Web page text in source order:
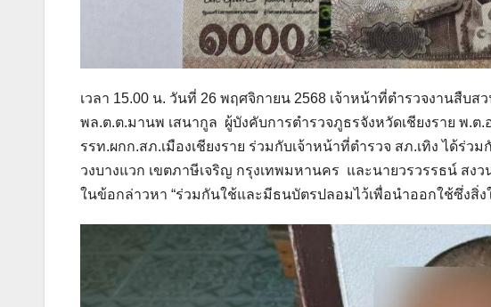
เวลา 15.00 น. วันที่ 26 พฤศจิกายน 2568 เจ้าหน้าที่ตำรวจงานสืบส
พล.ต.ต.มานพ เสนากูล ผู้บังคับการตำรวจภูธรจังหวัดเชียงราย พ.ต
รรท.ผกก.สภ.เมืองเชียงราย ร่วมกับเจ้าหน้าที่ตำรวจ สภ.เทิง ได้ร่
วงบางแวก เขตภาษีเจริญ กรุงเทพมหานคร และนายวรวรรธน์ สง
ในข้อกล่าวหา “ร่วมกันใช้และมีธนบัตรปลอมไว้เพื่อนำออกใช้ซึ่งสิ่